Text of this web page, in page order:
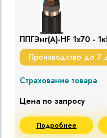
ППГЭнг(A)-HF 1х70 -
Производство до 7
Страхование товара
Цена по запросу
Подробнее